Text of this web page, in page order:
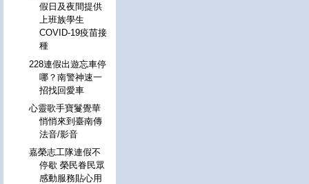
假日及夜間提供
上班族學生
COVID-19疫苗接
種
228連假出遊忘車停
哪？南警神速一
招找回愛車
心靈歌手寶鬘覺華
悄悄來到臺南傳
法音/影音
嘉榮志工隊連假不
停歇 榮民眷民眾
感動服務貼心用